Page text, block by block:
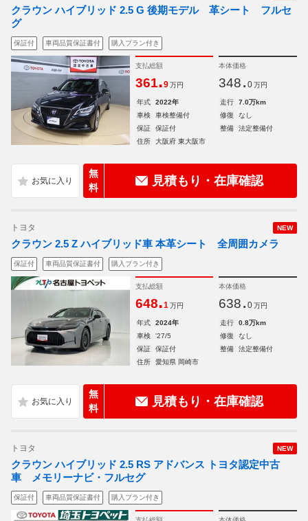
クラウン ハイブリッド 2.5 G 後期モデル 革シート フルセ
グ
保証付 車両品質保証書付 購入プラン付き
支払総額
361.9 万円
本体価格
348. 0 万円
年式 2022年 走行
7.0万km
車検
車検整備付 修復
なし
保証
保証付 整備
法定整備付
住所
大阪府 東大阪市
無
料
見積もり・在庫確認
NEW
トヨタ
クラウン 2.5 Z ハイブリッド車 本革シート 全周囲カメラ
保証付 車両品質保証書付 購入プラン付き
支払総額
648.1 万円
本体価格
638. 0 万円
年式 2024年 走行
0.8万km
車検
'27/5 修復
なし
保証
保証付 整備
法定整備付
住所
愛知県 岡崎市
無
料
見積もり・在庫確認
NEW
トヨタ
クラウン ハイブリッド 2.5 RS アドバンス トヨタ認定中古
車 メモリーナビ・フルセグ
保証付 車両品質保証書付 購入プラン付き